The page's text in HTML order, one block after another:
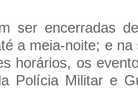
ser encerradas
a meia-noite; e
horários, os
Polícia Militar e